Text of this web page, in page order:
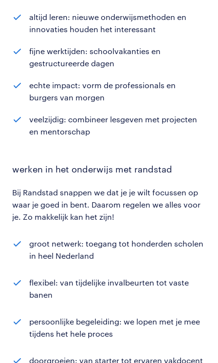
altijd leren: nieuwe onderwijsmethoden en
innovaties houden het interessant
fijne werktijden: schoolvakanties en
gestructureerde dagen
echte impact: vorm de professionals en
burgers van morgen
veelzijdig: combineer lesgeven met projecten
en mentorschap
werken in het onderwijs met randstad
Bij Randstad snappen we dat je je wilt focussen op
waar je goed in bent. Daarom regelen we alles voor
je. Zo makkelijk kan het zijn!
groot netwerk: toegang tot honderden scholen
in heel Nederland
flexibel: van tijdelijke invalbeurten tot vaste
banen
persoonlijke begeleiding: we lopen met je mee
tijdens het hele proces
doorgroeien: van starter tot ervaren vakdocent